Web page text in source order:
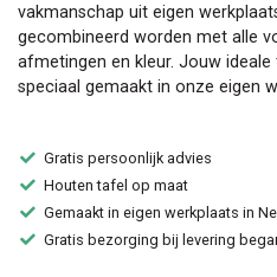
vakmanschap uit eigen
gecombineerd worden met alle
afmetingen en kleur. Jouw
speciaal gemaakt in onze eigen
Gratis persoonlijk advies
Houten tafel op maat
Gemaakt in eigen werkplaats in
Gratis bezorging bij levering